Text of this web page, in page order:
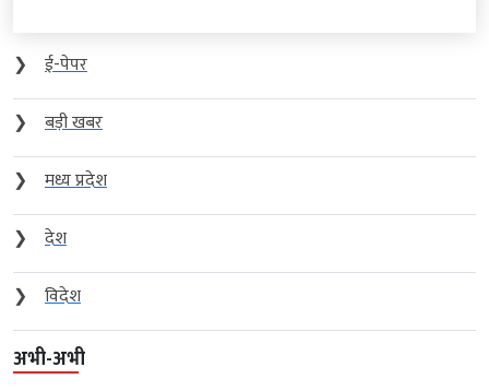
❯
ई-पेपर
❯
बड़ी खबर
❯
मध्य प्रदेश
❯
देश
❯
विदेश
अभी-अभी